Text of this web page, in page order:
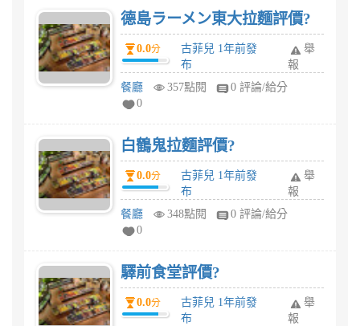
德島ラーメン東大拉麵評價?
0.0分
古菲兒 1年前發
布
舉
報
餐廳
357點閱
0 評論/給分
0
白鶴鬼拉麵評價?
0.0分
古菲兒 1年前發
布
舉
報
餐廳
348點閱
0 評論/給分
0
驛前食堂評價?
0.0分
古菲兒 1年前發
布
舉
報